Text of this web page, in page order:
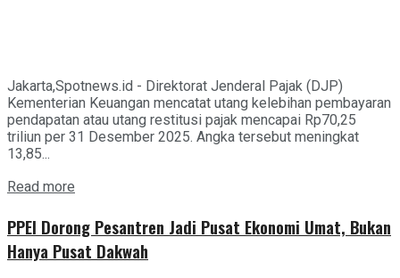
Jakarta,Spotnews.id - Direktorat Jenderal Pajak (DJP)
Kementerian Keuangan mencatat utang kelebihan pembayaran
pendapatan atau utang restitusi pajak mencapai Rp70,25
triliun per 31 Desember 2025. Angka tersebut meningkat
13,85...
Read more
PPEI Dorong Pesantren Jadi Pusat Ekonomi Umat, Bukan
Hanya Pusat Dakwah